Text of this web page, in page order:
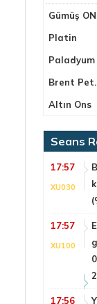
Gümüş
Platin
Paladyum
Brent Pet.
Altın Ons
Seans
17:57
XU030
17:57
XU100
17:56